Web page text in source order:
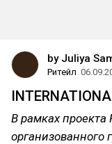
by Juliya
Ритейл
В рамках проекта
организованного